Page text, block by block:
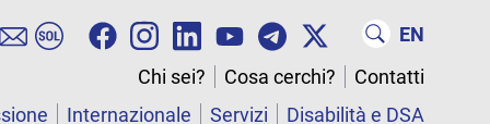
EN
Chi sei?
Cosa cerchi?
Contatti
Internazionale Servizi Disabilità e DSA